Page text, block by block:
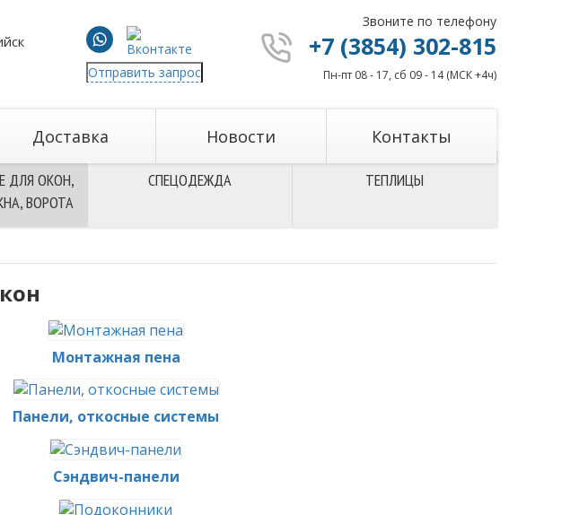
Отправить запрос
Звоните по телефону
+7 (3854) 302-815
Пн-пт 08 - 17, сб 09 - 14 (МСК +4ч)
Доставка Новости Контакты
ДЛЯ ОКОН,
ВОРОТА
СПЕЦОДЕЖДА ТЕПЛИЦЫ
Монтажная пена
Панели, откосные системы
Сэндвич-панели